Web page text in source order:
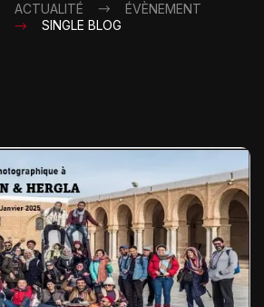
ACTUALITÉ
ÉVÈNEMENT
SINGLE BLOG